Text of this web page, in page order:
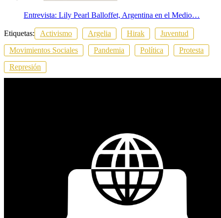
Entrevista: Lily Pearl Balloffet, Argentina en el Medio…
Etiquetas: Activismo Argelia Hirak
Juventud
Movimientos Sociales
Pandemia Política
Protesta
Represión